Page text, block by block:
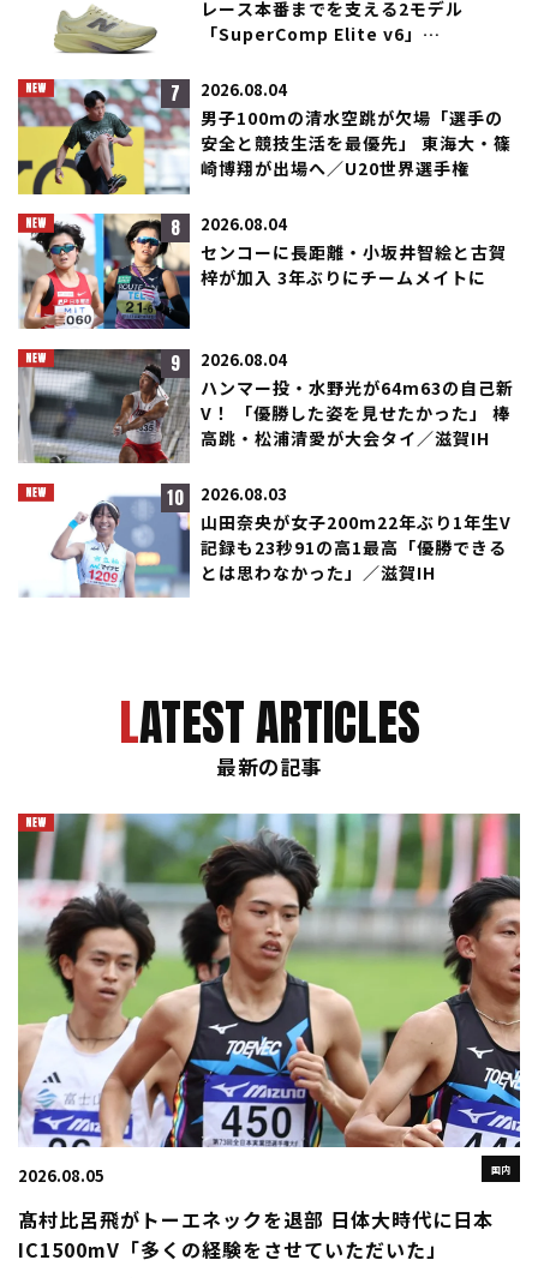
レース本番までを支える2モデル
「SuperComp Elite v6」
7 2026.08.04
男子100mの清水空跳が欠場「選手の
安全と競技生活を最優先」 東海大・篠
崎博翔が出場へ／U20世界選手権
8 2026.08.04
センコーに長距離・小坂井智絵と古賀
梓が加入 3年ぶりにチームメイトに
9 2026.08.04
ハンマー投・水野光が64m63の自己新
V！ 「優勝した姿を見せたかった」 棒
高跳・松浦清愛が大会タイ／滋賀IH
10 2026.08.03
山田奈央が女子200m22年ぶり1年生V
記録も23秒91の高1最高「優勝できる
とは思わなかった」／滋賀IH
LATEST ARTICLES
最新の記事
国内
2026.08.05
髙村比呂飛がトーエネックを退部 日体大時代に日本
IC1500mV「多くの経験をさせていただいた」